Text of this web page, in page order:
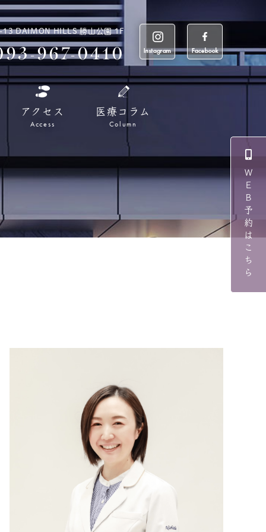
DAIMON HILLS 勝山公園 1F
967-0410
アクセス
Access
医療コラム
Column
ＷＥＢ予約はこちら